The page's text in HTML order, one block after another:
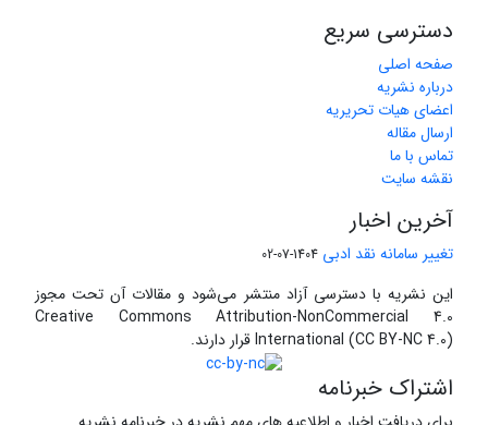
دسترسی سریع
صفحه اصلی
درباره نشریه
اعضای هیات تحریریه
ارسال مقاله
تماس با ما
نقشه سایت
آخرین اخبار
تغییر سامانه نقد ادبی 1404-07-02
این نشریه با دسترسی آزاد منتشر می‌شود و مقالات آن تحت مجوز
Creative Commons Attribution-NonCommercial 4.0
International (CC BY-NC 4.0) قرار دارند.
اشتراک خبرنامه